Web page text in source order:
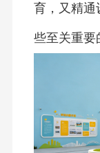
育，又精通
些至关重要